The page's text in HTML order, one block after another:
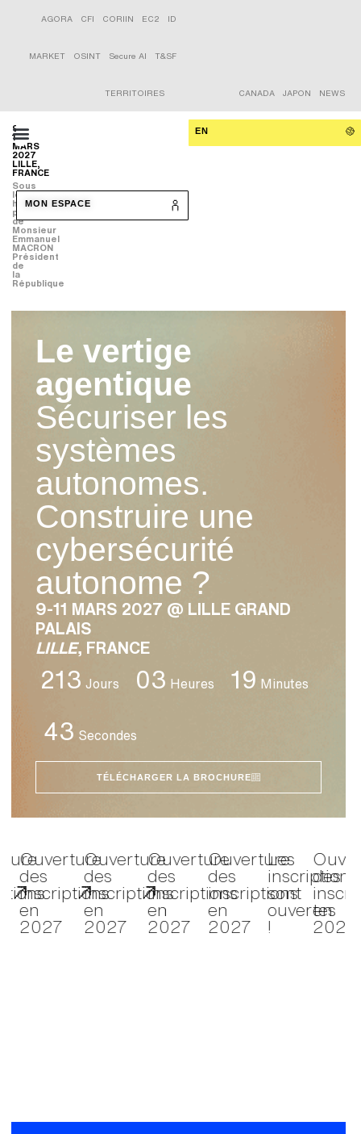
AGORA CFI CORIIN EC2 ID
MARKET OSINT Secure AI T&SF
TERRITOIRES CANADA JAPON NEWS
9-
11
MARS
2027
LILLE,
FRANCE
Sous
le
haut
patronage
de
Monsieur
Emmanuel
MACRON
Président
de
la
République
EN
MON ESPACE
Le vertige
agentique
Sécuriser les
systèmes
autonomes.
Construire une
cybersécurité
autonome ?
9-11 MARS 2027 @ LILLE GRAND
PALAIS
LILLE, FRANCE
213 Jours 03 Heures 19 Minutes
42 Secondes
TÉLÉCHARGER LA BROCHURE
Ouverture
inscriptions
2027
Ouverture
inscriptions
2027
Ouverture
des
inscriptions
2027
Ouverture
des
inscriptions
2027
Les
sont